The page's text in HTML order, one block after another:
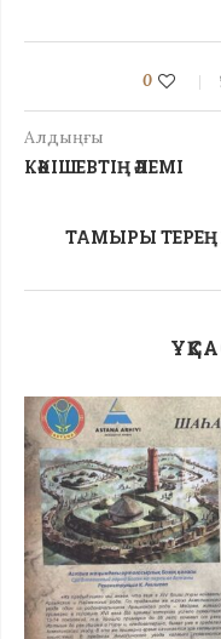
0
Алдыңғы
КӘКІШЕВТІҢ ӘЛЕМІ
ТАМЫРЫ ТЕРЕҢ